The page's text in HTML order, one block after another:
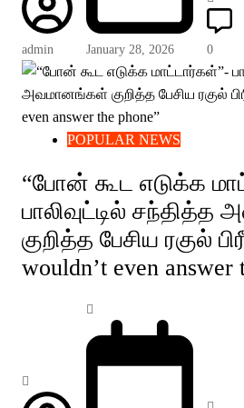
admin January 28, 2026 0
POPULAR NEWS
“போன் கூட எடுக்க
பாலிவுட்டில்
குறித்த பேசிய ரகுல்
wouldn’t even answer